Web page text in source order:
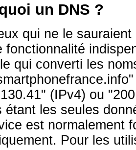
un DNS ?
qui ne le
fonctionnalité
qui converti les
(IPv4) ou
étant les seules
est normalement
Pour les